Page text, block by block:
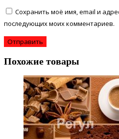
Сохранить моё имя, email и
последующих моих комментариев.
Похожие товары